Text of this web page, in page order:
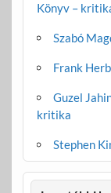
Könyv –
Szabó
Frank
Guzel
kritika
Stephen